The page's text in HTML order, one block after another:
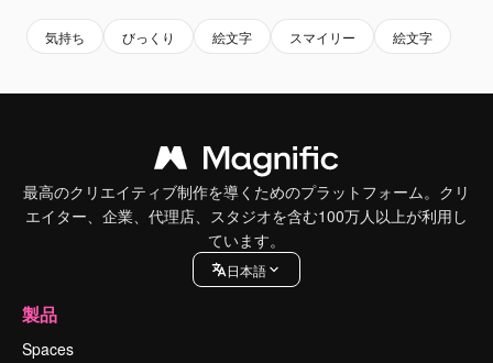
気持ち びっくり 絵文字 スマイリー 絵文字
最高のクリエイティブ制作を導くためのプラットフォーム。クリ
エイター、企業、代理店、スタジオを含む100万人以上が利用し
ています。
日本語
製品
Spaces